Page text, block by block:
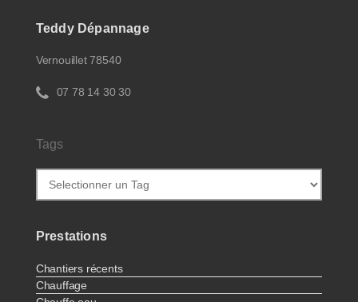
Teddy Dépannage
Vernouillet 78540
07 78 14 30 30
Tags
Prestations
Chantiers récents
Chauffage